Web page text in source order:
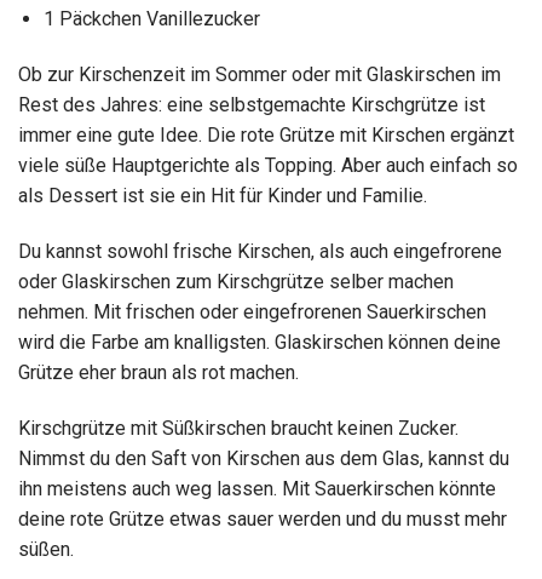
1 Päckchen Vanillezucker
Ob zur Kirschenzeit im Sommer oder mit Glaskirschen im
Rest des Jahres: eine selbstgemachte Kirschgrütze ist
immer eine gute Idee. Die rote Grütze mit Kirschen ergänzt
viele süße Hauptgerichte als Topping. Aber auch einfach so
als Dessert ist sie ein Hit für Kinder und Familie.
Du kannst sowohl frische Kirschen, als auch eingefrorene
oder Glaskirschen zum Kirschgrütze selber machen
nehmen. Mit frischen oder eingefrorenen Sauerkirschen
wird die Farbe am knalligsten. Glaskirschen können deine
Grütze eher braun als rot machen.
Kirschgrütze mit Süßkirschen braucht keinen Zucker.
Nimmst du den Saft von Kirschen aus dem Glas, kannst du
ihn meistens auch weg lassen. Mit Sauerkirschen könnte
deine rote Grütze etwas sauer werden und du musst mehr
süßen.